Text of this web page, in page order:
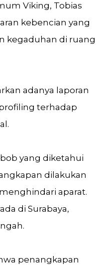
Viking, Tobias
kebencian yang
kegaduhan di ruang
adanya laporan
terhadap
yang diketahui
dilakukan
aparat.
di Surabaya,
penangkapan